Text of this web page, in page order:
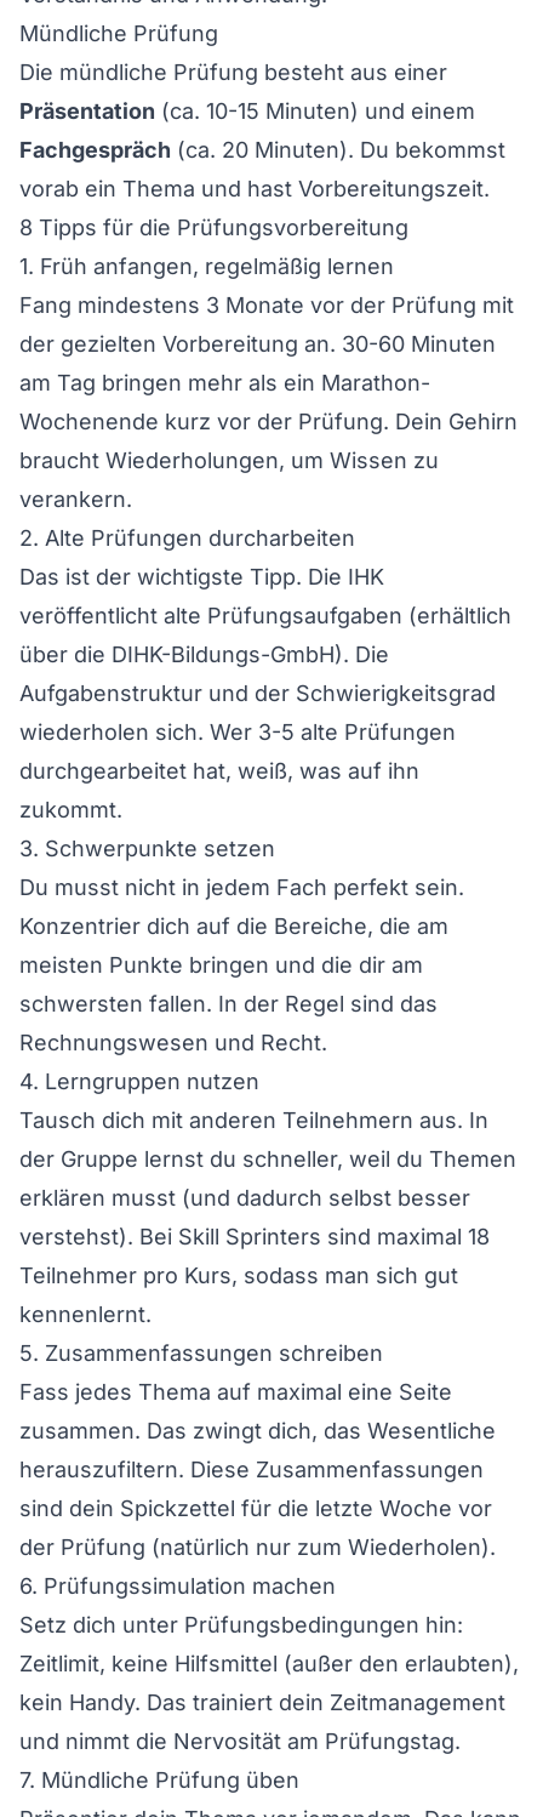
Mündliche Prüfung
Die mündliche Prüfung besteht aus einer
Präsentation (ca. 10-15 Minuten) und einem
Fachgespräch (ca. 20 Minuten). Du bekommst
vorab ein Thema und hast Vorbereitungszeit.
8 Tipps für die Prüfungsvorbereitung
1. Früh anfangen, regelmäßig lernen
Fang mindestens 3 Monate vor der Prüfung mit
der gezielten Vorbereitung an. 30-60 Minuten
am Tag bringen mehr als ein Marathon-
Wochenende kurz vor der Prüfung. Dein Gehirn
braucht Wiederholungen, um Wissen zu
verankern.
2. Alte Prüfungen durcharbeiten
Das ist der wichtigste Tipp. Die IHK
veröffentlicht alte Prüfungsaufgaben (erhältlich
über die DIHK-Bildungs-GmbH). Die
Aufgabenstruktur und der Schwierigkeitsgrad
wiederholen sich. Wer 3-5 alte Prüfungen
durchgearbeitet hat, weiß, was auf ihn
zukommt.
3. Schwerpunkte setzen
Du musst nicht in jedem Fach perfekt sein.
Konzentrier dich auf die Bereiche, die am
meisten Punkte bringen und die dir am
schwersten fallen. In der Regel sind das
Rechnungswesen und Recht.
4. Lerngruppen nutzen
Tausch dich mit anderen Teilnehmern aus. In
der Gruppe lernst du schneller, weil du Themen
erklären musst (und dadurch selbst besser
verstehst). Bei Skill Sprinters sind maximal 18
Teilnehmer pro Kurs, sodass man sich gut
kennenlernt.
5. Zusammenfassungen schreiben
Fass jedes Thema auf maximal eine Seite
zusammen. Das zwingt dich, das Wesentliche
herauszufiltern. Diese Zusammenfassungen
sind dein Spickzettel für die letzte Woche vor
der Prüfung (natürlich nur zum Wiederholen).
6. Prüfungssimulation machen
Setz dich unter Prüfungsbedingungen hin:
Zeitlimit, keine Hilfsmittel (außer den erlaubten),
kein Handy. Das trainiert dein Zeitmanagement
und nimmt die Nervosität am Prüfungstag.
7. Mündliche Prüfung üben